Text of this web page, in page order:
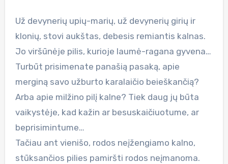
Už devynerių upių-marių, už devynerių girių ir
klonių, stovi aukštas, debesis remiantis kalnas.
Jo viršūnėje pilis, kurioje laumė-ragana gyvena…
Turbūt prisimenate panašią pasaką, apie
merginą savo užburto karalaičio beieškančią?
Arba apie milžino pilį kalne? Tiek daug jų būta
vaikystėje, kad kažin ar besuskaičiuotume, ar
beprisimintume…
Tačiau ant vienišo, rodos neįžengiamo kalno,
stūksančios pilies pamiršti rodos neįmanoma.